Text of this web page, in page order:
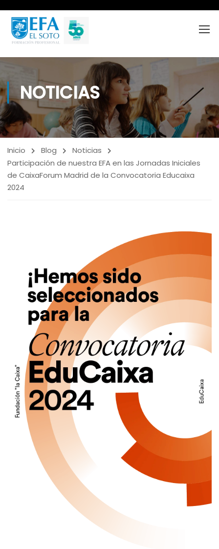
NOTICIAS
Inicio Blog
Noticias
Participación de nuestra EFA en las Jornadas Iniciales
de CaixaForum Madrid de la Convocatoria Educaixa
2024